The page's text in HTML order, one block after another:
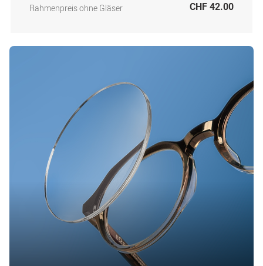
Rahmenpreis ohne Gläser
CHF 42.00